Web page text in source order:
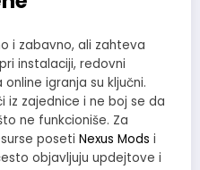
i zabavno, ali zahteva
instalaciji, redovni
igranja su ključni.
iz zajednice i ne boj se da
ne funkcioniše. Za
poseti Nexus Mods i
objavljuju updejtove i